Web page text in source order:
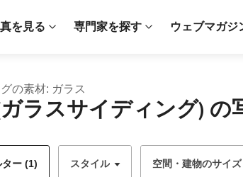
を見る 専門家を探す ウェブマガジ
の素材: ガラス
ラスサイディング) の
ー (1) スタイル 空間・建物のサイズ